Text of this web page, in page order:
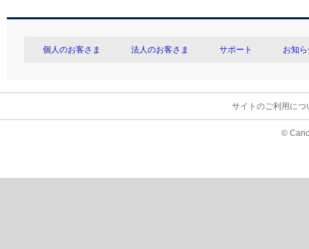
個人のお客さま 法人のお客さま サポート お知
サイトのご利用につ
©